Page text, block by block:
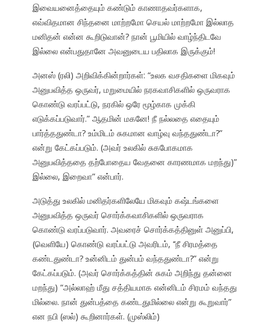
இவையனைத்தையும் கண்டும் காணாதவர்களாக,
எவ்விதமான சிந்தனை மாற்றமோ செயல் மாற்றமோ இல்லாத
மனிதன் என்ன கூறிடுவான்? நான் பூமியில் வாழ்ந்திடவே
இல்லை என்பதுதானே அவனுடைய பதிலாக இருக்கும்!
அனஸ் (ரலி) அறிவிக்கின்றார்கள்: “உலக வசதிகளை மிகவும்
அனுபவித்த ஒருவர், மறுமையில் நரகவாசிகளில் ஒருவராக
கொண்டு வரப்பட்டு, நரகில் ஒரே மூழ்காக முக்கி
எடுக்கப்படுவார்.” ஆதமின் மகனே! நீ நல்லதை எதையும்
பார்த்ததுண்டா? உம்மிடம் சுகமான வாழ்வு வந்ததுண்டா?”
என்று கேட்கப்படும். (அவர் உலகில் சுகபோகமாக
அனுபவித்ததை தற்போதைய வேதனை காரணமாக மறந்து)”
இல்லை, இறைவா” என்பார்.
அடுத்து உலகில் மனிதர்களிலேயே மிகவும் கஷ்டங்களை
அனுபவித்த ஒருவர் சொர்க்கவாசிகளில் ஒருவராக
கொண்டு வரப்படுவார். அவரைச் சொர்க்கத்தினுள் அனுப்பி,
(வெளியே) கொண்டு வரப்பட்டு அவரிடம், ‘‘நீ சிரமத்தை
கண்டதுண்டா? உன்னிடம் துன்பம் வந்ததுண்டா?” என்று
கேட்கப்படும். (அவர் சொர்க்கத்தின் சுகம் அறிந்து தன்னை
மறந்து) “அல்லாஹ் மீது சத்தியமாக என்னிடம் சிரமம் வந்தது
மில்லை. நான் துன்பத்தை கண்டதுமில்லை என்று கூறுவார்”
என நபி (ஸல்) கூறினார்கள். (முஸ்லிம்)